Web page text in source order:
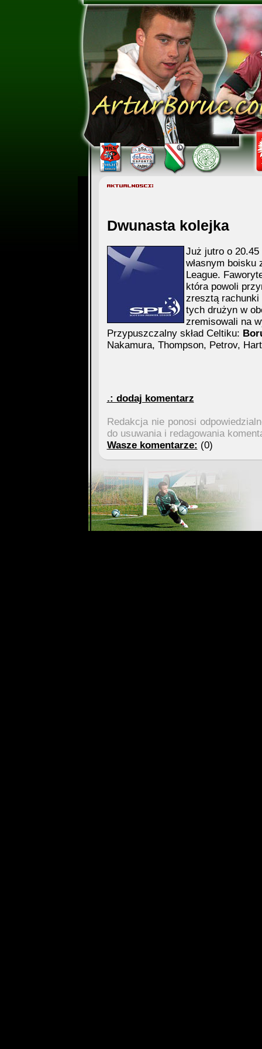
Dwunasta kolejka
Już jutro o
własnym boisku
League.
która powoli
zresztą rachunki
tych drużyn w
zremisowali na
Przypuszczalny skład Celtiku:
Nakamura, Thompson, Petrov,
.: dodaj komentarz
Redakcja nie ponosi
do usuwania i redagowania
Wasze komentarze: (0)